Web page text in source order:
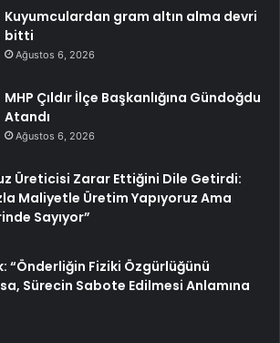
Kuyumculardan gram altın alma devri
bitti
Ağustos 6, 2026
MHP Çıldır İlçe Başkanlığına Gündoğdu
Atandı
Ağustos 6, 2026
Üreticisi Zarar Ettiğini Dile Getirdi:
Maliyetle Üretim Yapıyoruz Ama
Sayıyor”
“Önderliğin Fiziki Özgürlüğünü
Sürecin Sabote Edilmesi Anlamına